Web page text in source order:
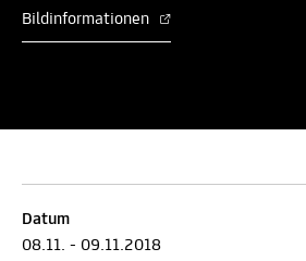
Bildinformationen
Datum
08.11. - 09.11.2018